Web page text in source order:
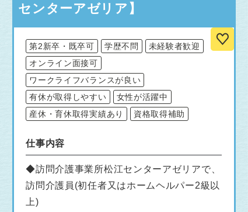
センターアゼリア】
第2新卒・既卒可 学歴不問
未経験者歓迎
オンライン面接可
ワークライフバランスが良い
有休が取得しやすい
女性が活躍中
産休・育休取得実績あり
資格取得補助
仕事内容
◆訪問介護事業所松江センターアゼリアで、
訪問介護員(初任者又はホームヘルパー2級以
上)